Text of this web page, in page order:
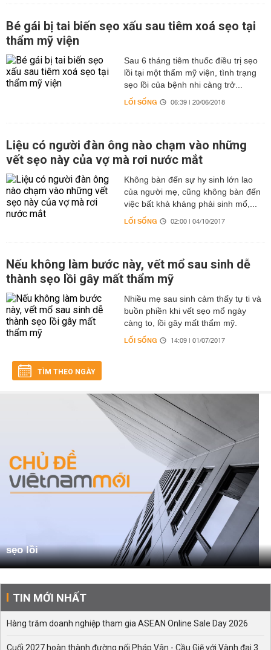
Bé gái bị tai biến sẹo xấu sau tiêm xoá sẹo tại
thẩm mỹ viện
Sau 6 tháng tiêm thuốc điều trị sẹo
lồi tại một thẩm mỹ viện, tình trạng
sẹo lồi của bệnh nhi càng trở...
LỐI SỐNG 06:39 | 20/06/2018
Liệu có người đàn ông nào chạm vào những
vết sẹo này của vợ mà rơi nước mắt
Không bàn đến sự hy sinh lớn lao
của người mẹ, cũng không bàn đến
việc bất khả kháng phải sinh mổ,...
LỐI SỐNG 02:00 | 04/10/2017
Nếu không làm bước này, vết mổ sau sinh dễ
thành sẹo lồi gây mất thẩm mỹ
Nhiều mẹ sau sinh cảm thấy tự ti và
buồn phiền khi vết sẹo mổ ngày
càng to, lồi gây mất thẩm mỹ.
LỐI SỐNG 14:09 | 01/07/2017
TÌM THEO NGÀY
sẹo lồi
TIN MỚI NHẤT
Hàng trăm doanh nghiệp tham gia ASEAN Online Sale Day 2026
Cuối 2027 hoàn thành đường nối Pháp Vân - Cầu Giẽ với Vành đai 3